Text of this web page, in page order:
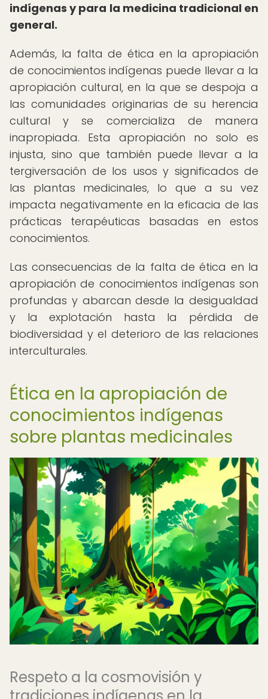
indígenas y para la medicina tradicional en
general.
Además, la falta de ética en la apropiación
de conocimientos indígenas puede llevar a la
apropiación cultural, en la que se despoja a
las comunidades originarias de su herencia
cultural y se comercializa de manera
inapropiada. Esta apropiación no solo es
injusta, sino que también puede llevar a la
tergiversación de los usos y significados de
las plantas medicinales, lo que a su vez
impacta negativamente en la eficacia de las
prácticas terapéuticas basadas en estos
conocimientos.
Las consecuencias de la falta de ética en la
apropiación de conocimientos indígenas son
profundas y abarcan desde la desigualdad
y la explotación hasta la pérdida de
biodiversidad y el deterioro de las relaciones
interculturales.
Ética en la apropiación de
conocimientos indígenas
sobre plantas medicinales
Respeto a la cosmovisión y